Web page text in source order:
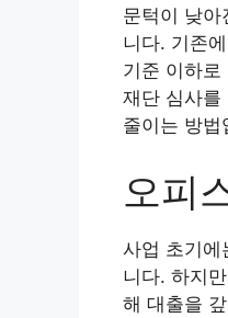
문턱이 낮
니다. 기존
기준 이하
재단 심사를
줄이는 방법
오피
사업 초기에
니다. 하지
해 대출을